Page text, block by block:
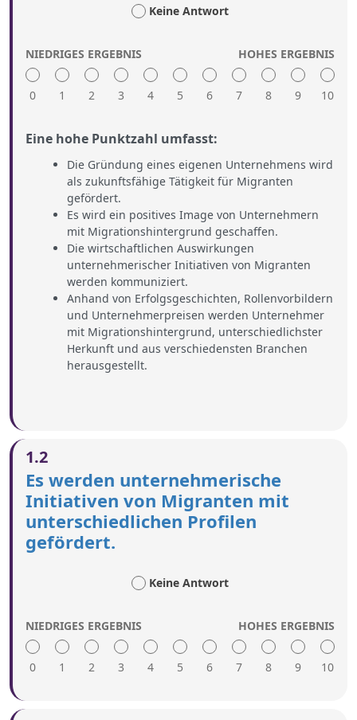
Keine Antwort
NIEDRIGES ERGEBNIS
0 1 2 3 4 5 6 7 8 9
HOHES ERGEBNIS
10
Eine hohe Punktzahl umfasst:
Die Gründung eines eigenen Unternehmens wird
als zukunftsfähige Tätigkeit für Migranten
gefördert.
Es wird ein positives Image von Unternehmern
mit Migrationshintergrund geschaffen.
Die wirtschaftlichen Auswirkungen
unternehmerischer Initiativen von Migranten
werden kommuniziert.
Anhand von Erfolgsgeschichten, Rollenvorbildern
und Unternehmerpreisen werden Unternehmer
mit Migrationshintergrund, unterschiedlichster
Herkunft und aus verschiedensten Branchen
herausgestellt.
1.2
Es werden unternehmerische
Initiativen von Migranten mit
unterschiedlichen Profilen
gefördert.
Keine Antwort
NIEDRIGES ERGEBNIS
0 1 2 3 4 5 6 7 8 9
HOHES ERGEBNIS
10